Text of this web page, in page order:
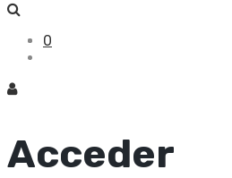
0
Acceder